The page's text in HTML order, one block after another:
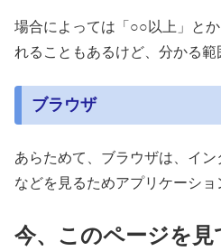
場合によっては「○○以上」と
れることもあるけど、分かる範
ブラウザ
あらためて、ブラウザは、イ
などを見るためアプリケーショ
今、このページを